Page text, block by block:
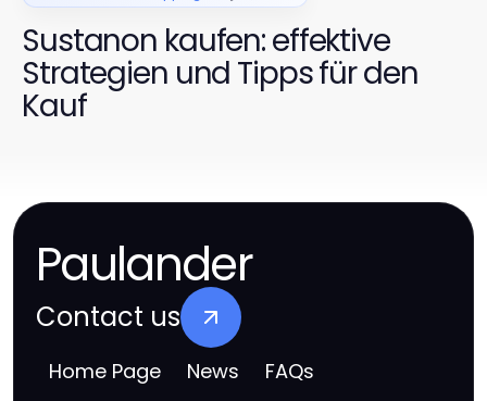
Sustanon kaufen: effektive
Strategien und Tipps für den
Kauf
Paulander
Contact us
Home Page News FAQs